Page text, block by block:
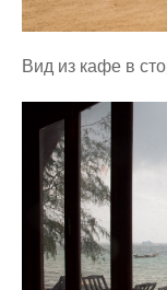
Вид из кафе в